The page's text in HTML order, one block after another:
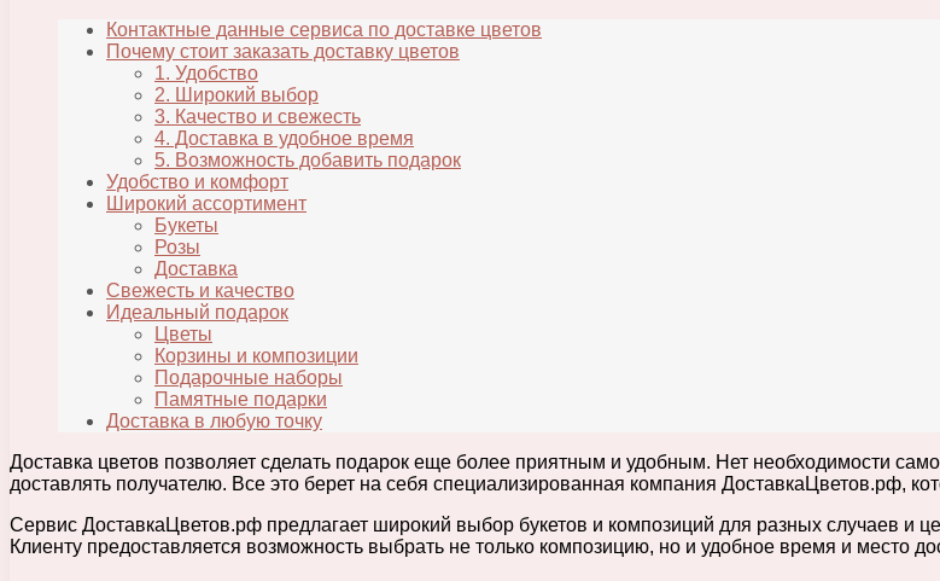
Контактные данные сервиса по доставке цветов
Почему стоит заказать доставку цветов
1. Удобство
2. Широкий выбор
3. Качество и свежесть
4. Доставка в удобное время
5. Возможность добавить подарок
Удобство и комфорт
Широкий ассортимент
Букеты
Розы
Доставка
Свежесть и качество
Идеальный подарок
Цветы
Корзины и композиции
Подарочные наборы
Памятные подарки
Доставка в любую точку
Доставка цветов позволяет сделать подарок еще более приятным и удобным. Нет необходимости
доставлять получателю. Все это берет на себя специализированная компания ДоставкаЦветов.рф,
Сервис ДоставкаЦветов.рф предлагает широкий выбор букетов и композиций для разных случаев и
Клиенту предоставляется возможность выбрать не только композицию, но и удобное время и место